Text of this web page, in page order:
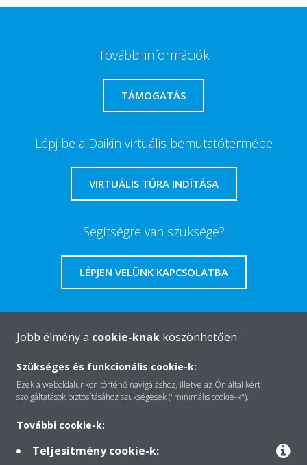
További információk
TÁMOGATÁS
Lépj be a Daikin virtuális bemutatótermébe
VIRTUÁLIS TÚRA INDÍTÁSA
Segítségre van szüksége?
LÉPJEN VELÜNK KAPCSOLATBA
Megoldások
Kapcsolat
Jobb élmény a cookie-knak köszönhetően
Szükséges és funkcionális cookie-k:
Ezek a weboldalunkon történő navigáláshoz, illetve az Ön által kért
szolgáltatások biztosításához szükségesek ("minimális cookie-k").
További cookie-k:
Teljesítmény cookie-k: